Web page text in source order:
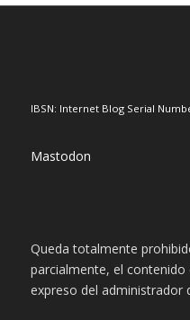
IBSN: Internet Blog Serial
Mastodon
Queda totalmente
parcialmente, el
expreso del administrador